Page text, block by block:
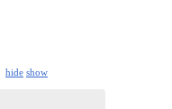
hide show